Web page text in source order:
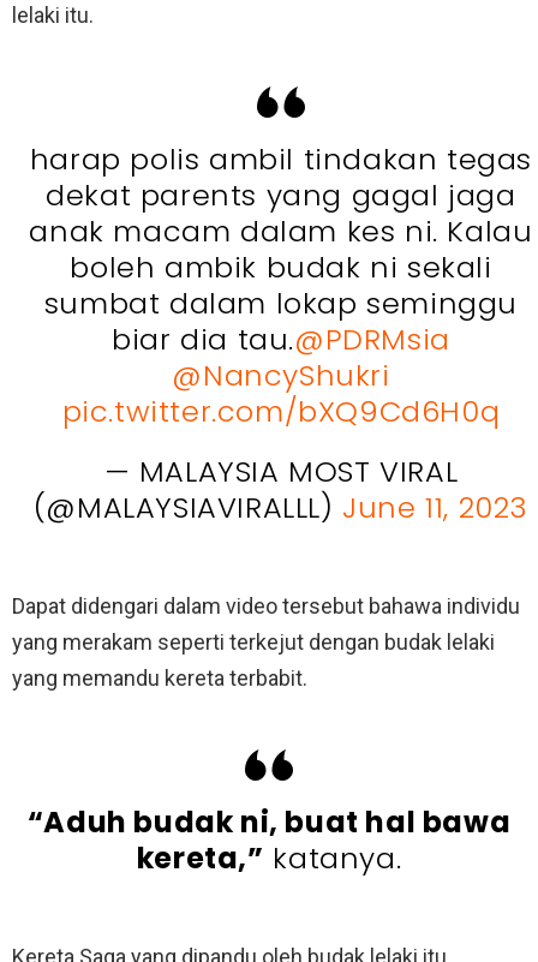
lelaki itu.
harap polis ambil tindakan tegas
dekat parents yang gagal jaga
anak macam dalam kes ni. Kalau
boleh ambik budak ni sekali
sumbat dalam lokap seminggu
biar dia tau.@PDRMsia
@NancyShukri
pic.twitter.com/bXQ9Cd6H0q
— MALAYSIA MOST VIRAL
(@MALAYSIAVIRALLL) June 11, 2023
Dapat didengari dalam video tersebut bahawa individu
yang merakam seperti terkejut dengan budak lelaki
yang memandu kereta terbabit.
“Aduh budak ni, buat hal bawa
kereta,” katanya.
Kereta Saga yang dipandu oleh budak lelaki itu